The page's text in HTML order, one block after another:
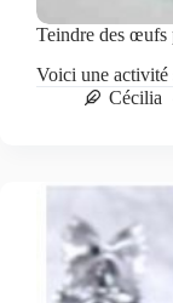
Teindre des œufs
Voici une activité
Cécilia